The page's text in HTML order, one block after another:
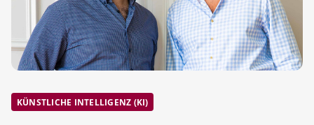
KÜNSTLICHE INTELLIGENZ (KI)